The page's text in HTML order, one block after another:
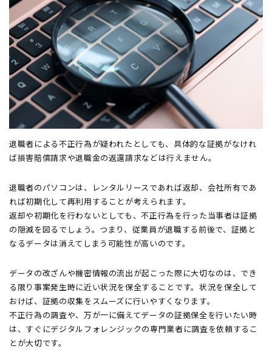
退職者による不正行為が疑われたとしても、具体的な証拠がなけれ
ば損害賠償請求や退職金の返還請求などは行えません。
退職者のパソコンは、レンタルリースであれば返却、会社所有であ
れば初期化して再利用することが考えられます。
返却や初期化を行わないとしても、不正行為を行った当事者は証拠
の隠滅を図るでしょう。つまり、従業員が退職する前後で、証拠と
なるデータは消えてしまう可能性が高いのです。
データの改ざんや機密情報の流出が起こった際に大切なのは、でき
る限り事案発生時に近い状況を保全することです。状況を保全して
おけば、証拠の収集をスムーズに行いやすくなります。
不正行為の調査や、万が一に備えてデータの証拠保全を行いたい時
は、すぐにデジタルフォレンジックの専門業者に調査を依頼するこ
とが大切です。